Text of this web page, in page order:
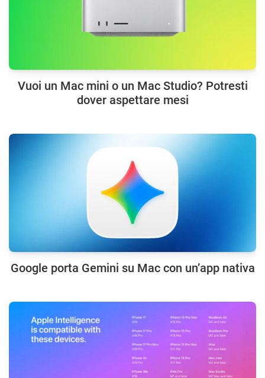
Vuoi un Mac mini o un Mac Studio? Potresti
dover aspettare mesi
Google porta Gemini su Mac con un’app nativa